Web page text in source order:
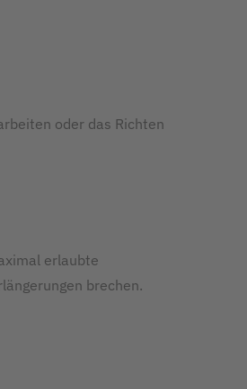
oder das Richten
erlaubte
brechen.